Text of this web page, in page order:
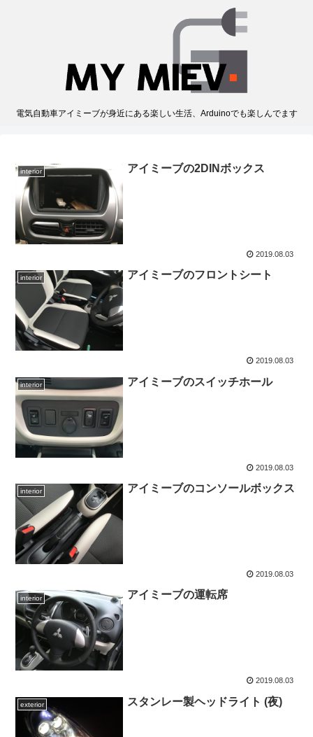
電気自動車アイミーブが身近にある楽しい生活、Arduinoでも楽しんでます
interior アイミーブの2DINボックス
2019.08.03
interior アイミーブのフロントシート
2019.08.03
interior アイミーブのスイッチホール
2019.08.03
interior アイミーブのコンソールボックス
2019.08.03
interior アイミーブの運転席
2019.08.03
exterior スタンレー製ヘッドライト (夜)